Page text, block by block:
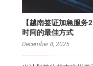
【越南签证加急服
时间的最佳方式
December 8, 2025